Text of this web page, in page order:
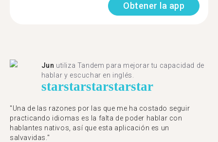
Obtener la app
Jun utiliza Tandem para mejorar tu capacidad de
hablar y escuchar en inglés.
starstarstarstarstar
"Una de las razones por las que me ha costado seguir
practicando idiomas es la falta de poder hablar con
hablantes nativos, así que esta aplicación es un
salvavidas."